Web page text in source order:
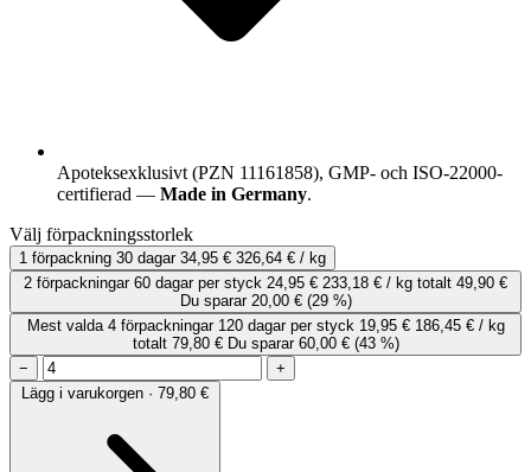
Apoteksexklusivt (PZN 11161858), GMP- och ISO-22000-
certifierad — Made in Germany.
Välj förpackningsstorlek
1 förpackning 30 dagar 34,95 € 326,64 € / kg
2 förpackningar 60 dagar per styck 24,95 € 233,18 € / kg totalt 49,90 €
Du sparar 20,00 € (29 %)
Mest valda 4 förpackningar 120 dagar per styck 19,95 € 186,45 € / kg
totalt 79,80 € Du sparar 60,00 € (43 %)
−
+
Lägg i varukorgen · 79,80 €